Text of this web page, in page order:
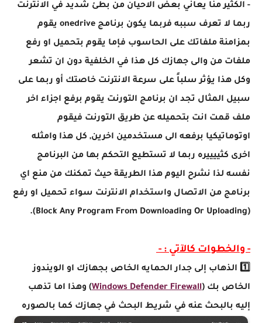
- الكثير منا يعاني بعض الاحيان من بطئ شديد في الانترنت
ربما لا تعرف سببه فربما يكون برنامج onedrive يقوم
بمزامنة ملفاتك على الحاسوب فإما يقوم بتحميل او رفع
ملفات من والى جهازك كل هذا في الخلفية دون ان تشعر
وكل هذا يؤثر سلباً على سرعة الانترنت خاصتك أو ربما على
سبيل المثال تجد ان برنامج التورنت يقوم برفع اجزاء اخر
ملف قمت انت بتحميله عن طريق التورنت فيقوم
اوتوماتيكيا برفعه الى مستخدمين اخرين, كل هذا وامثله
اخرى كثييييره ربما لا تستطيع التحكم بها من البرنامج
نفسه لذا نشرح اليوم هذا الطريقة حيث تمكنك من منع اي
برنامج من الاتصال واستخدام الانترنت سواء تحميل او رفع
(Block Any Program From Downloading Or Uploading).
- والخطوات كالآتي : -
1️⃣ الذهاب إلى جدار الحمايه الخاص بجهازك او الويندوز
الخاص بك (Windows Defender Firewall) وهذا اما تذهب
إليه بالبحث عنه في شريط البحث في جهازك كما بالصوره